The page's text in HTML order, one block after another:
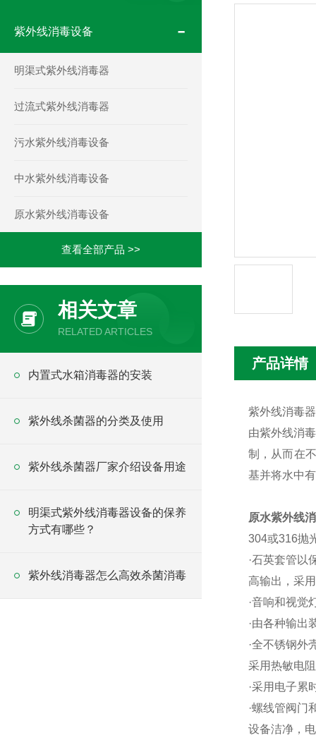
紫外线消毒设备
明渠式紫外线消毒器
过流式紫外线消毒器
污水紫外线消毒设备
中水紫外线消毒设备
原水紫外线消毒设备
查看全部产品 >>
相关文章
RELATED ARTICLES
内置式水箱消毒器的安装
紫外线杀菌器的分类及使用
紫外线杀菌器厂家介绍设备用途
明渠式紫外线消毒器设备的保养
方式有哪些？
紫外线消毒器怎么高效杀菌消毒
产品详情
紫外线消毒
由紫外线消
制，从而在
基并将水中
原水紫外线
304或316抛
·石英套管以
高输出，采
·音响和视觉
·由各种输出
·全不锈钢外
采用热敏电
·采用电子累
·螺线管阀门
设备洁净，